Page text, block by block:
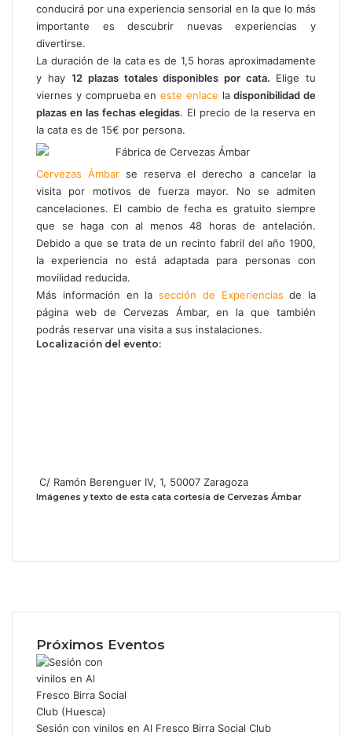
conducirá por una experiencia sensorial en la que lo más
importante es descubrir nuevas experiencias y
divertirse.
La duración de la cata es de 1,5 horas aproximadamente
y hay 12 plazas totales disponibles por cata. Elige tu
viernes y comprueba en este enlace ladisponibilidad de
plazas en las fechas elegidas. El precio de la reserva en
la cata es de 15€ por persona.
Cervezas Ámbar se reserva el derecho a cancelar la
visita por motivos de fuerza mayor. No se admiten
cancelaciones. El cambio de fecha es gratuito siempre
que se haga con al menos 48 horas de antelación.
Debido a que se trata de un recinto fabril del año 1900,
la experiencia no está adaptada para personas con
movilidad reducida.
Más información en la sección de Experiencias de la
página web de Cervezas Ámbar, en la que también
podrás reservar una visita a sus instalaciones.
Localización del evento:
C/ Ramón Berenguer IV, 1, 50007 Zaragoza
Imágenes y texto de esta cata cortesía de Cervezas Ámbar
Próximos Eventos
Sesión con vinilos en Al Fresco Birra Social Club